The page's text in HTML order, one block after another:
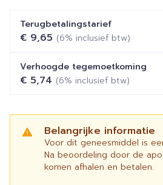
Terugbetalingstarief
€ 9,65 (6% inclusief btw)
Verhoogde tegemoetkoming
€ 5,74 (6% inclusief btw)
Belangrijke informatie
Voor dit geneesmiddel is
Na beoordeling door de
komen afhalen en betalen.